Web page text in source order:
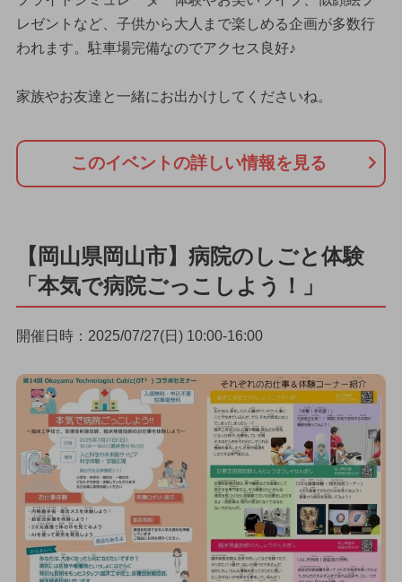
レゼントなど、子供から大人まで楽しめる企画が多数行
われます。駐車場完備なのでアクセス良好♪
家族やお友達と一緒にお出かけしてくださいね。
このイベントの詳しい情報を見る
【岡山県岡山市】病院のしごと体験
「本気で病院ごっこしよう！」
開催日時：2025/07/27(日) 10:00-16:00